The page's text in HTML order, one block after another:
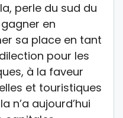
perle du sud du
en
sa place en tant
pour les
à la faveur
et touristiques
n’a aujourd’hui